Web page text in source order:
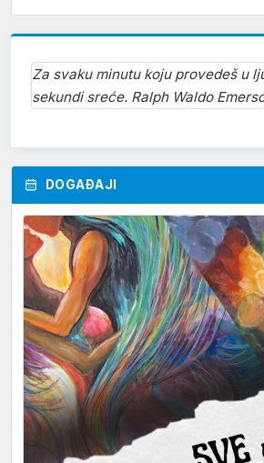
Za svaku minutu koju provedeš u
sekundi sreće. Ralph Waldo
DOGAĐAJI